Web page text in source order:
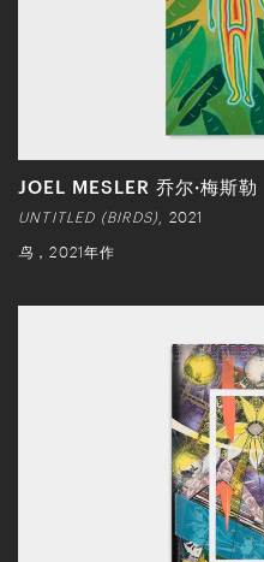
JOEL MESLER 乔尔·梅斯勒
UNTITLED (BIRDS) , 2021
鸟 ，2021年作